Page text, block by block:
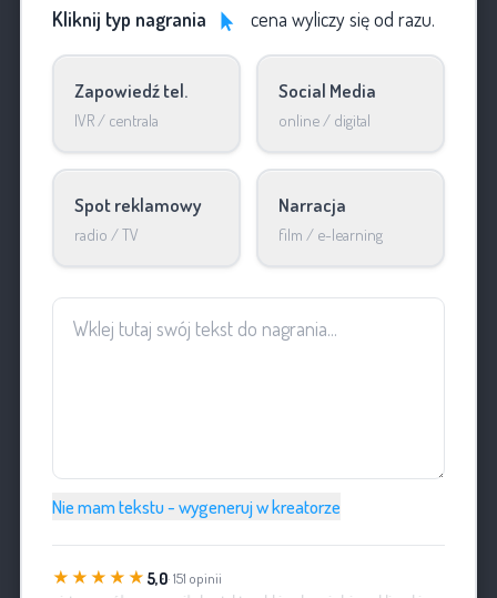
Kliknij typ nagrania cena wyliczy się od razu.
Zapowiedź tel.
IVR / centrala
Social Media
online / digital
Spot reklamowy
radio / TV
Narracja
film / e-learning
Nie mam tekstu - wygeneruj w kreatorze
★★★★★ 5,0· 151 opinii